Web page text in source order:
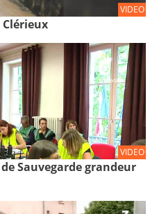
VIDEO
Clérieux
VIDEO
Sauvegarde grandeur